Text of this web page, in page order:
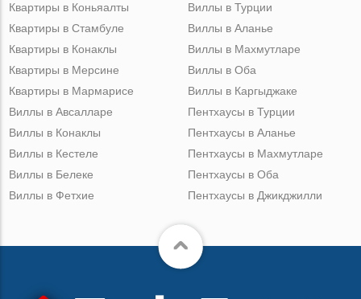
Квартиры в Коньяалты
Квартиры в Стамбуле
Квартиры в Конаклы
Квартиры в Мерсине
Квартиры в Мармарисе
Виллы в Турции
Виллы в Аланье
Виллы в Махмутларе
Виллы в Оба
Виллы в Каргыджаке
Виллы в Авсалларе
Виллы в Конаклы
Виллы в Кестеле
Виллы в Белеке
Виллы в Фетхие
Пентхаусы в Турции
Пентхаусы в Аланье
Пентхаусы в Махмутларе
Пентхаусы в Оба
Пентхаусы в Джикджилли